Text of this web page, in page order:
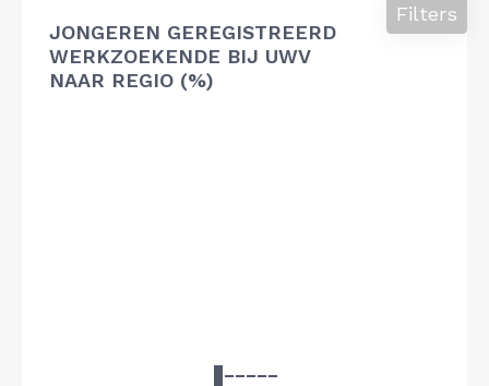
JONGEREN GEREGISTREERD
WERKZOEKENDE BIJ UWV
NAAR REGIO (%)
Filters